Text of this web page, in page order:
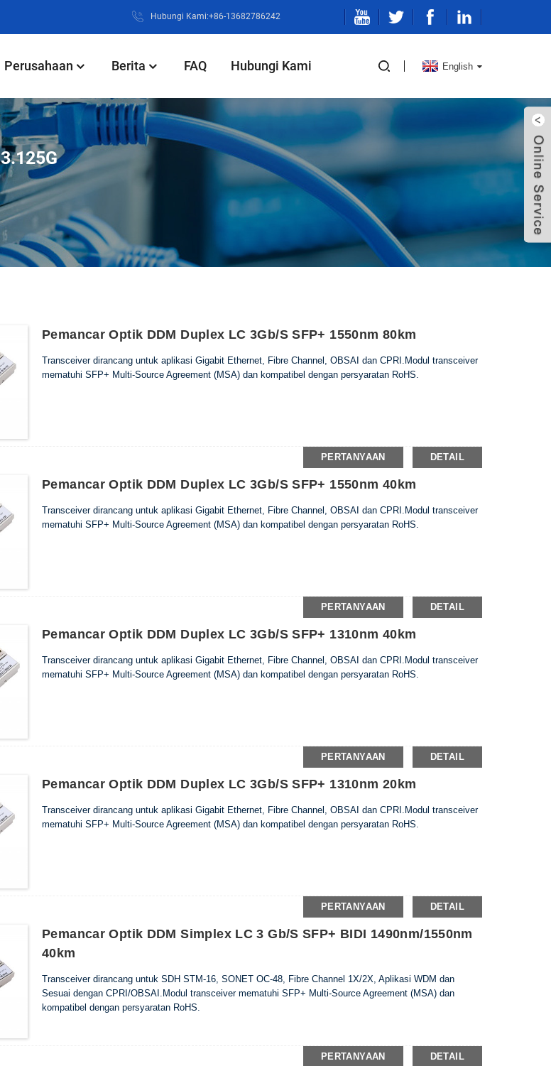
Hubungi Kami:+86-13682786242
Perusahaan Berita FAQ Hubungi Kami English
3.125G
Pemancar Optik DDM Duplex LC 3Gb/s SFP+ 1550nm 80km
Transceiver dirancang untuk aplikasi Gigabit Ethernet, Fibre Channel, OBSAI dan CPRI.Modul transceiver
mematuhi SFP+ Multi-Source Agreement (MSA) dan kompatibel dengan persyaratan RoHS.
PERTANYAAN DETAIL
Pemancar Optik DDM Duplex LC 3Gb/s SFP+ 1550nm 40km
Transceiver dirancang untuk aplikasi Gigabit Ethernet, Fibre Channel, OBSAI dan CPRI.Modul transceiver
mematuhi SFP+ Multi-Source Agreement (MSA) dan kompatibel dengan persyaratan RoHS.
PERTANYAAN DETAIL
Pemancar Optik DDM Duplex LC 3Gb/s SFP+ 1310nm 40km
Transceiver dirancang untuk aplikasi Gigabit Ethernet, Fibre Channel, OBSAI dan CPRI.Modul transceiver
mematuhi SFP+ Multi-Source Agreement (MSA) dan kompatibel dengan persyaratan RoHS.
PERTANYAAN DETAIL
Pemancar Optik DDM Duplex LC 3Gb/s SFP+ 1310nm 20km
Transceiver dirancang untuk aplikasi Gigabit Ethernet, Fibre Channel, OBSAI dan CPRI.Modul transceiver
mematuhi SFP+ Multi-Source Agreement (MSA) dan kompatibel dengan persyaratan RoHS.
PERTANYAAN DETAIL
Pemancar Optik DDM Simplex LC 3 Gb/s SFP+ BIDI 1490nm/1550nm
40km
Transceiver dirancang untuk SDH STM-16, SONET OC-48, Fibre Channel 1X/2X, Aplikasi WDM dan
Sesuai dengan CPRI/OBSAI.Modul transceiver mematuhi SFP+ Multi-Source Agreement (MSA) dan
kompatibel dengan persyaratan RoHS.
PERTANYAAN DETAIL